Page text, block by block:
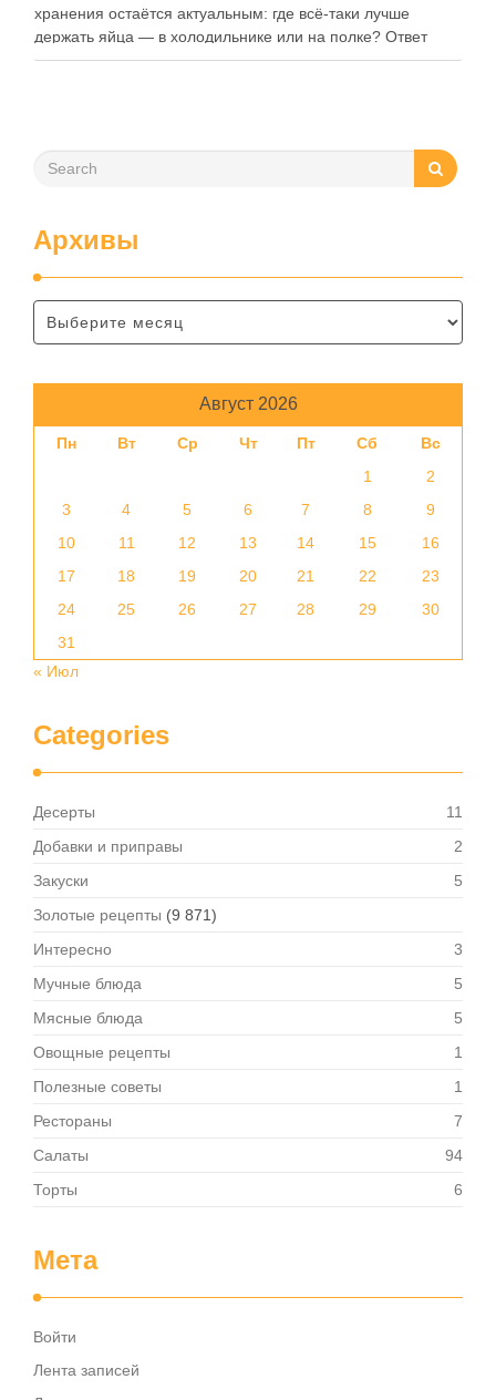
хранения остаётся актуальным: где всё-таки лучше
держать яйца — в холодильнике или на полке? Ответ
зависит от нескольких факторов, включая температуру
Архивы
Август 2026
Пн Вт Ср Чт Пт Сб
Вс
1
2
3
4 5 6 7 8
9
10
11 12 13 14 15
16
17
18 19 20 21 22
23
24
25 26 27 28 29
30
31
« Июл
Categories
Десерты
11
Добавки и приправы
2
Закуски
5
Золотые рецепты (9 871)
Интересно
3
Мучные блюда
5
Мясные блюда
5
Овощные рецепты
1
Полезные советы
1
Рестораны
7
Салаты
94
Торты
6
Мета
Войти
Лента записей